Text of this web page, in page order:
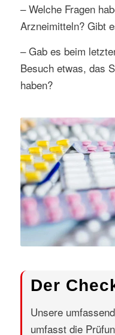
– Welche Fragen
Arzneimitteln? Gibt
– Gab es beim
Besuch etwas, das
haben?
Der
Unsere
umfasst die